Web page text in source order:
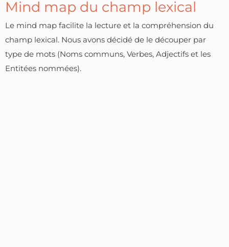
Mind map du champ lexical
Le mind map facilite la lecture et la compréhension du
champ lexical. Nous avons décidé de le découper par
type de mots (Noms communs, Verbes, Adjectifs et les
Entitées nommées).